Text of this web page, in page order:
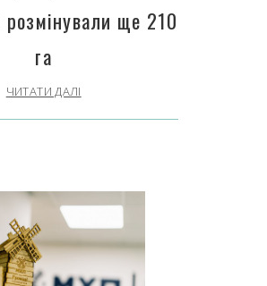
розмінували ще 210
га
ЧИТАТИ ДАЛІ